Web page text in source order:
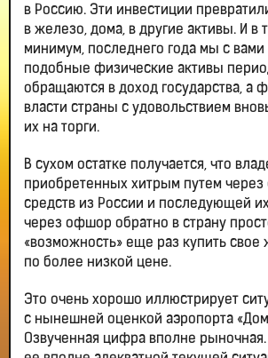
в Россию. Эти инвестиции
в железо, дома, в другие активы. И в
минимум, последнего года мы с
подобные физические активы
обращаются в доход государства, а
власти страны с удовольствием
их на торги.
В сухом остатке получается, что
приобретенных хитрым путем через
средств из России и последующей
через офшор обратно в страну
«возможность» еще раз купить свое
по более низкой цене.
Это очень хорошо иллюстрирует
с нынешней оценкой аэропорта
Озвученная цифра вполне